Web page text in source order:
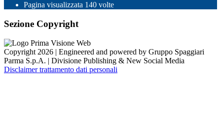
Pagina visualizzata 140 volte
Sezione Copyright
Copyright 2026 | Engineered and powered by Gruppo Spaggiari
Parma S.p.A. | Divisione Publishing & New Social Media
Disclaimer trattamento dati personali